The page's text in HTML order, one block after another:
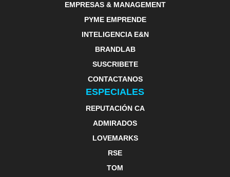
EMPRESAS & MANAGEMENT
PYME EMPRENDE
INTELIGENCIA E&N
BRANDLAB
SUSCRIBETE
CONTACTANOS
ESPECIALES
REPUTACIÓN CA
ADMIRADOS
LOVEMARKS
RSE
TOM